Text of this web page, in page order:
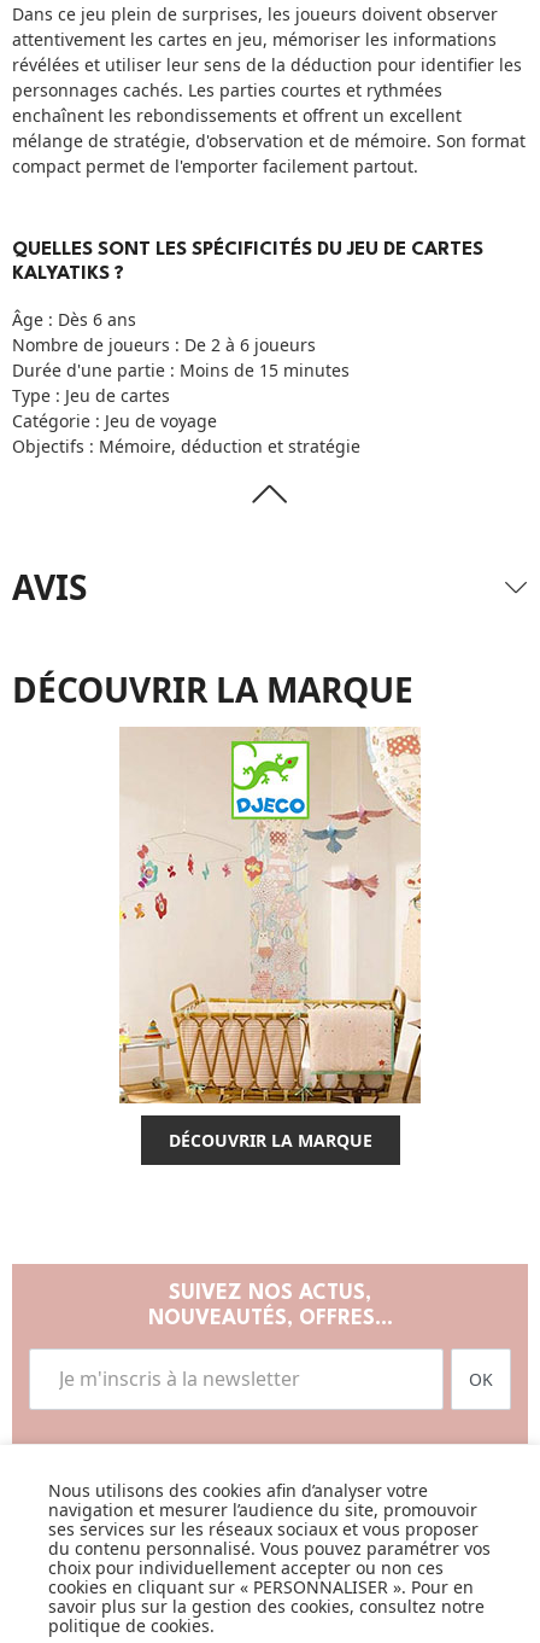
Dans ce jeu plein de surprises, les joueurs doivent observer
attentivement les cartes en jeu, mémoriser les informations
révélées et utiliser leur sens de la déduction pour identifier les
personnages cachés. Les parties courtes et rythmées
enchaînent les rebondissements et offrent un excellent
mélange de stratégie, d'observation et de mémoire. Son format
compact permet de l'emporter facilement partout.
QUELLES SONT LES SPÉCIFICITÉS DU JEU DE CARTES
KALYATIKS ?
Âge : Dès 6 ans
Nombre de joueurs : De 2 à 6 joueurs
Durée d'une partie : Moins de 15 minutes
Type : Jeu de cartes
Catégorie : Jeu de voyage
Objectifs : Mémoire, déduction et stratégie
AVIS
DÉCOUVRIR LA MARQUE
DÉCOUVRIR LA MARQUE
SUIVEZ NOS ACTUS,
NOUVEAUTÉS, OFFRES...
OK
LISTE DE NAISSANCE
JE DÉCOUVRE
Nous utilisons des cookies afin d’analyser votre
navigation et mesurer l’audience du site, promouvoir
ses services sur les réseaux sociaux et vous proposer
du contenu personnalisé. Vous pouvez paramétrer vos
choix pour individuellement accepter ou non ces
cookies en cliquant sur « PERSONNALISER ». Pour en
savoir plus sur la gestion des cookies, consultez notre
politique de cookies.